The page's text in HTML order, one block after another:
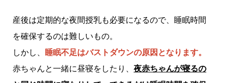
産後は定期的な夜間授乳も必要になるので、睡眠時間
を確保するのは難しいもの。
しかし、
睡眠不足はバストダウンの原因となります。
赤ちゃんと一緒に昼寝をしたり、 夜赤ちゃんが寝るの